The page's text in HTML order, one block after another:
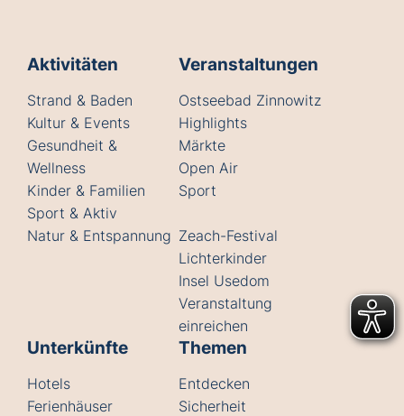
Aktivitäten
Strand & Baden
Kultur & Events
Gesundheit &
Wellness
Kinder & Familien
Sport & Aktiv
Natur & Entspannung
Veranstaltungen
Ostseebad Zinnowitz
Highlights
Märkte
Open Air
Sport
Zeach-Festival
Lichterkinder
Insel Usedom
Veranstaltung
einreichen
Unterkünfte
Hotels
Ferienhäuser
Themen
Entdecken
Sicherheit